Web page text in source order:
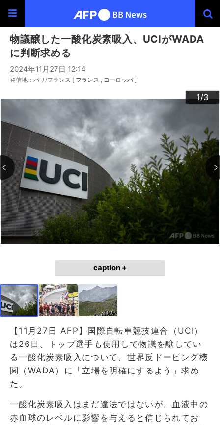
物議醸した一酸化炭素吸入、UCIがWADA
に判断求める
2024年11月27日 12:14
発信地：パリ/フランス [ フランス ヨーロッパ ]
1/3
2/3
3/3
caption +
【11月27日 AFP】国際自転車競技連合（UCI）
は26日、トップ選手も使用して物議を醸してい
る一酸化炭素吸入について、世界反ドーピング機
関（WADA）に「立場を明確にするよう」求め
た。
一酸化炭素吸入はまだ違法ではないが、血液中の
赤血球のレベルに影響を与えると信じられてお